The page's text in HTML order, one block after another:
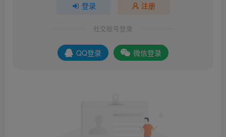
登录 注册
社交账号登录
QQ登录 微信登录